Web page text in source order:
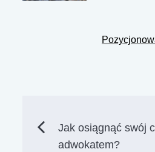
Nawigacja
Jak osiągnąć swój
adwokatem?